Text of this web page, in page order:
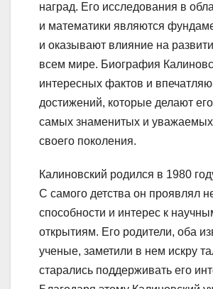
наград. Его исследования в
и математики являются
и оказывают влияние на
всем мире. Биография
интересных фактов и
достижений, которые делают
самых знаменитых и
своего поколения.
Калиновский родился в 1980
С самого детства он проявлял
способности и интерес к
открытиям. Его родители, оба
ученые, заметили в нем искру
старались поддерживать его